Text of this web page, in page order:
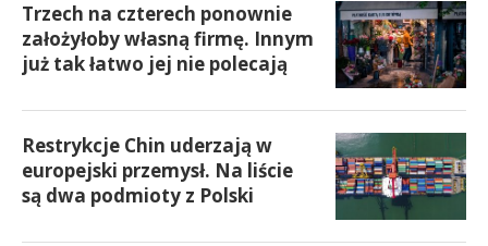
Trzech na czterech ponownie
założyłoby własną firmę. Innym
już tak łatwo jej nie polecają
Restrykcje Chin uderzają w
europejski przemysł. Na liście
są dwa podmioty z Polski